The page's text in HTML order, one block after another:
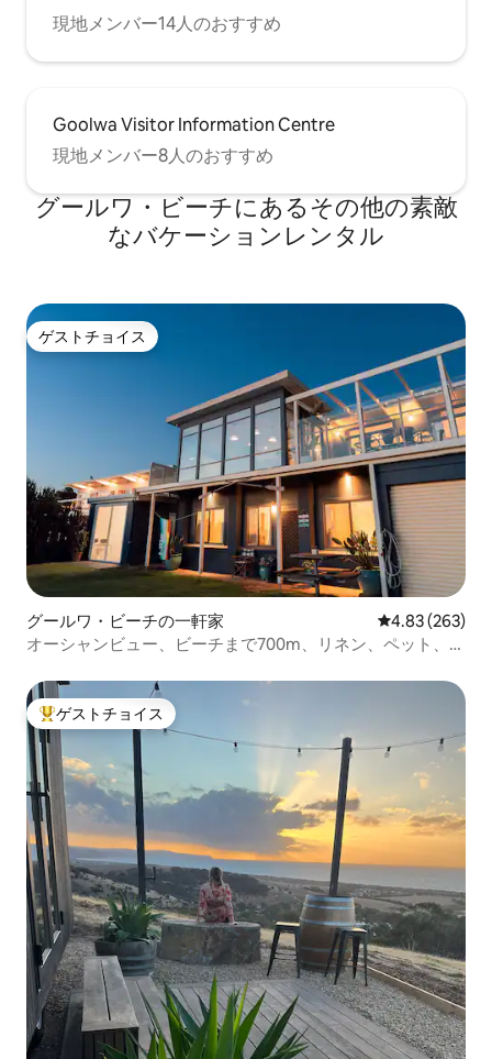
現地メンバー14人のおすすめ
Goolwa Visitor Information Centre
現地メンバー8人のおすすめ
グールワ・ビーチにあるその他の素敵
なバケーションレンタル
ゲストチョイス
ゲストチョイス
グールワ・ビーチの一軒家 レビュー263
4.83 (263)
オーシャンビュー、ビーチまで700m、リネン、ペット、フ
大好評のゲストチョイスです。
ゲストチョイス